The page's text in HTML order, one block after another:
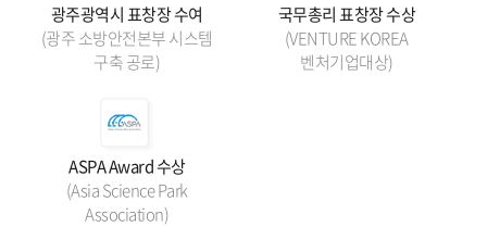
광주광역시 표창장 수여
(광주 소방안전본부 시스템
구축 공로)
국무총리 표창장 수상
(VENTURE KOREA
벤처기업대상)
ASPA Award 수상
(Asia Science Park
Association)